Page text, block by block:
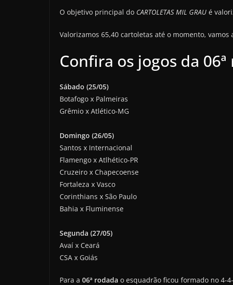
O objetivo principal do CARTOLETAS MIL GRAU é
Valorizamos 65,40 cartoletas até o momento,
Confira os jogos da
Sábado (25/05)
Botafogo x Palmeiras
Grêmio x Atlético-MG
Domingo (26/05)
Santos x Internacional
Flamengo x Atlhético-PR
Cruzeiro x Chapecoense
Fortaleza x Vasco
Corinthians x São Paulo
Bahia x Fluminense
Segunda (27/05)
Avaí x Ceará
CSA x Goiás
Para a 06ª rodada o esquadrão ficou formado no 4-